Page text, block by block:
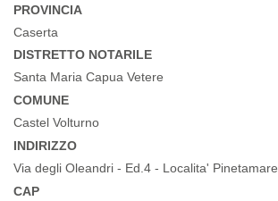
PROVINCIA
Caserta
DISTRETTO NOTARILE
Santa Maria Capua Vetere
COMUNE
Castel Volturno
INDIRIZZO
Via degli Oleandri - Ed.4 - Localita' Pinetamare
CAP